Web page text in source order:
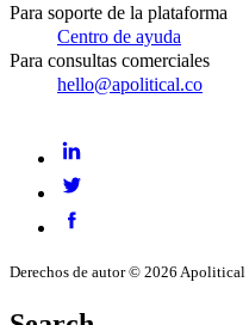
Para soporte de la plataforma
Centro de ayuda
Para consultas comerciales
hello@apolitical.co
Derechos de autor © 2026